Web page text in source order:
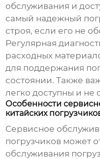
обслуживания и
самый надежный
строя, если его не
Регулярная
расходных
для поддержания
состоянии. Также
легко доступны и
Особенности
китайских
Сервисное
погрузчиков может
обслуживания